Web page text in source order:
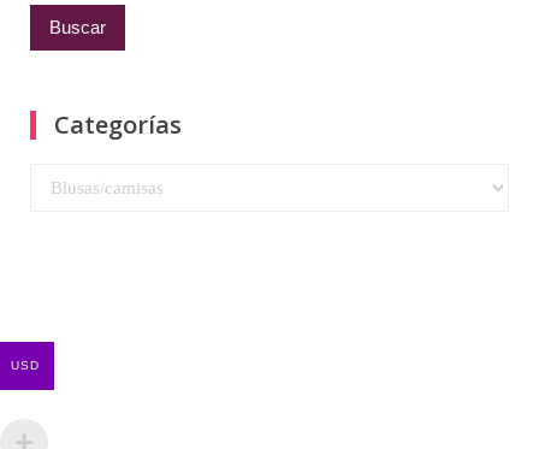
Categorías
Categorías
USD